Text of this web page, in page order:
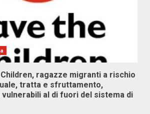
ragazze migranti a rischio
tratta e sfruttamento,
al di fuori del sistema di